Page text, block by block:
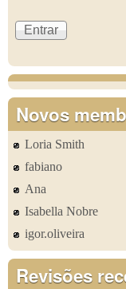
Novos
Loria Smith
fabiano
Ana
Isabella Nobre
igor.oliveira
Revisões